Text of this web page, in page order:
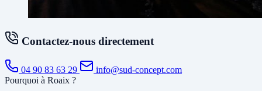
Contactez-nous directement
04 90 83 63 29
info@sud-concept.com
Pourquoi à Roaix ?